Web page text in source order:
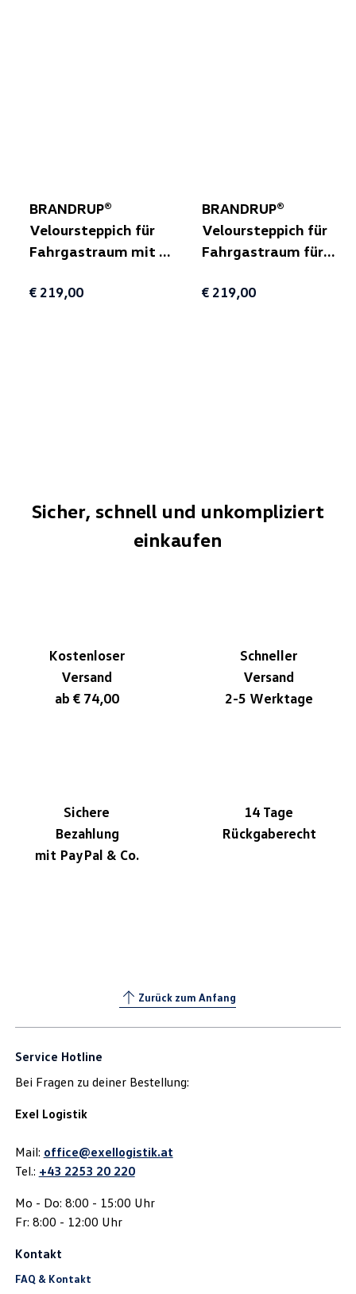
BRANDRUP®
Veloursteppich für
Fahrgastraum mit 2
T5/T6/T6.1
€ 219,00
BRANDRUP®
Veloursteppich für
Fahrgastraum für
Beach mit 3er-Bank
€ 219,00
Sicher, schnell und unkompliziert
einkaufen
Kostenloser
Versand
ab € 74,00
Schneller
Versand
2-5 Werktage
Sichere
Bezahlung
mit PayPal & Co.
14 Tage
Rückgaberecht
Zurück zum Anfang
Service Hotline
Bei Fragen zu deiner Bestellung:
Exel Logistik
Mail: office@exellogistik.at
Tel.: +43 2253 20 220
Mo - Do: 8:00 - 15:00 Uhr
Fr: 8:00 - 12:00 Uhr
Kontakt
FAQ & Kontakt